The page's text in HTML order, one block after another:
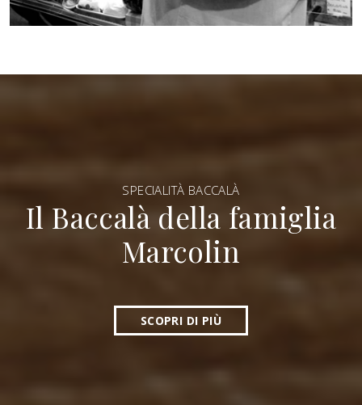
SPECIALITÀ BACCALÀ
Il Baccalà della famiglia
Marcolin
SCOPRI DI PIÙ